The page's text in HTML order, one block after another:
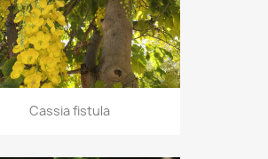
Cassia fistula